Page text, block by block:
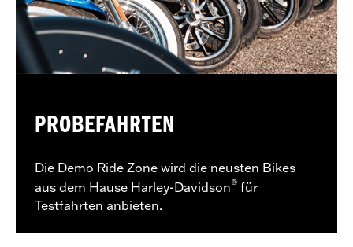
PROBEFAHRTEN
Die Demo Ride Zone wird die neusten Bikes
aus dem Hause Harley-Davidson® für
Testfahrten anbieten.